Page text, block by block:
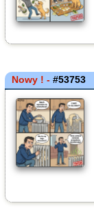
Nowy ! -#53753